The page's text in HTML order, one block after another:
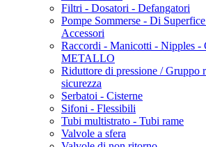
Filtri - Dosatori - Defangatori
Pompe Sommerse - Di
Accessori
Raccordi - Manicotti - Nipples -
METALLO
Riduttore di pressione / Gruppo
sicurezza
Serbatoi - Cisterne
Sifoni - Flessibili
Tubi multistrato - Tubi rame
Valvole a sfera